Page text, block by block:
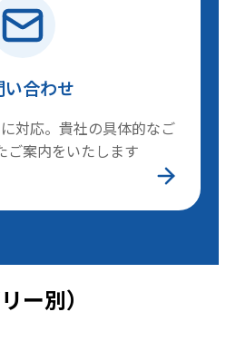
い合わせ
対応。貴社の具体的なご
ご案内をいたします
ー別）